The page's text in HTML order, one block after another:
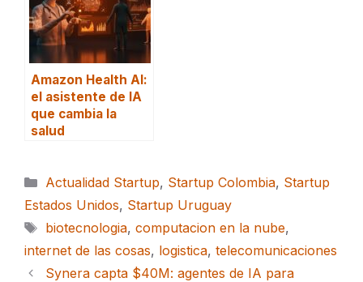
Amazon Health AI:
el asistente de IA
que cambia la
salud
Categorías
Actualidad Startup, Startup Colombia, Startup
Estados Unidos, Startup Uruguay
Etiquetas
biotecnologia, computacion en la nube,
internet de las cosas, logistica, telecomunicaciones
Synera capta $40M: agentes de IA para